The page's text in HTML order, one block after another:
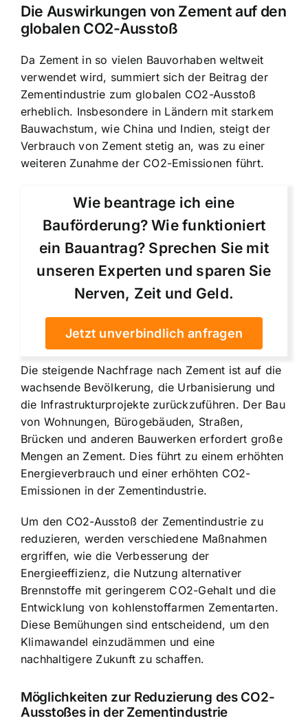
Die Auswirkungen von Zement auf den
globalen CO2-Ausstoß
Da Zement in so vielen Bauvorhaben weltweit
verwendet wird, summiert sich der Beitrag der
Zementindustrie zum globalen CO2-Ausstoß
erheblich. Insbesondere in Ländern mit starkem
Bauwachstum, wie China und Indien, steigt der
Verbrauch von Zement stetig an, was zu einer
weiteren Zunahme der CO2-Emissionen führt.
Wie beantrage ich eine
Bauförderung? Wie funktioniert
ein Bauantrag? Sprechen Sie mit
unseren Experten und sparen Sie
Nerven, Zeit und Geld.
Jetzt unverbindlich anfragen
Die steigende Nachfrage nach Zement ist auf die
wachsende Bevölkerung, die Urbanisierung und
die Infrastrukturprojekte zurückzuführen. Der Bau
von Wohnungen, Bürogebäuden, Straßen,
Brücken und anderen Bauwerken erfordert große
Mengen an Zement. Dies führt zu einem erhöhten
Energieverbrauch und einer erhöhten CO2-
Emissionen in der Zementindustrie.
Um den CO2-Ausstoß der Zementindustrie zu
reduzieren, werden verschiedene Maßnahmen
ergriffen, wie die Verbesserung der
Energieeffizienz, die Nutzung alternativer
Brennstoffe mit geringerem CO2-Gehalt und die
Entwicklung von kohlenstoffarmen Zementarten.
Diese Bemühungen sind entscheidend, um den
Klimawandel einzudämmen und eine
nachhaltigere Zukunft zu schaffen.
Möglichkeiten zur Reduzierung des CO2-
Ausstoßes in der Zementindustrie